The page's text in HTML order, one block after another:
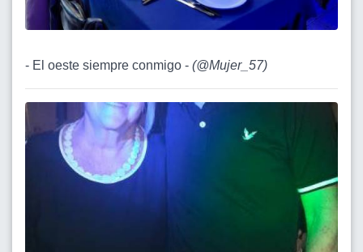
- El oeste siempre conmigo - (@Mujer_57)